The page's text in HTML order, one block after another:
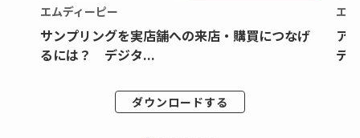
エムディーピー
サンプリングを実店舗への来店・購買につなげ
るには？ デジタ...
ダウンロードする
エ
ア
デ